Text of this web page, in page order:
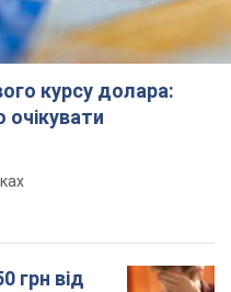
курсу долара:
очікувати
грн від